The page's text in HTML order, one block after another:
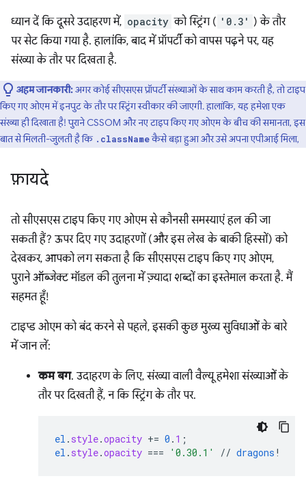
ध्यान दें कि दूसरे उदाहरण में, opacity को स्ट्रिंग ( '0.3' ) के तौर
पर सेट किया गया है. हालांकि, बाद में प्रॉपर्टी को वापस पढ़ने पर, यह
संख्या के तौर पर दिखता है.
अहम जानकारी:अगर कोई सीएसएस प्रॉपर्टी संख्याओं के साथ काम करती है, तो टाइप
किए गए ओएम में इनपुट के तौर पर स्ट्रिंग स्वीकार की जाएगी. हालांकि, यह हमेशा एक
संख्या ही दिखाता है! पुराने CSSOM और नए टाइप किए गए ओएम के बीच की समानता, इस
बात से मिलती-जुलती है कि .classNameकैसे बड़ा हुआ और उसे अपना एपीआई मिला,
फ़ायदे
तो सीएसएस टाइप किए गए ओएम से कौनसी समस्याएं हल की जा
सकती हैं? ऊपर दिए गए उदाहरणों (और इस लेख के बाकी हिस्सों) को
देखकर, आपको लग सकता है कि सीएसएस टाइप किए गए ओएम,
पुराने ऑब्जेक्ट मॉडल की तुलना में ज़्यादा शब्दों का इस्तेमाल करता है. मैं
सहमत हूँ!
टाइप्ड ओएम को बंद करने से पहले, इसकी कुछ मुख्य सुविधाओं के बारे
में जान लें:
कम बग. उदाहरण के लिए, संख्या वाली वैल्यू हमेशा संख्याओं के
तौर पर दिखती हैं, न कि स्ट्रिंग के तौर पर.
el . style.opacity += 0 . 1 ;
el . style.opacity === '0.30.1' // dragons !